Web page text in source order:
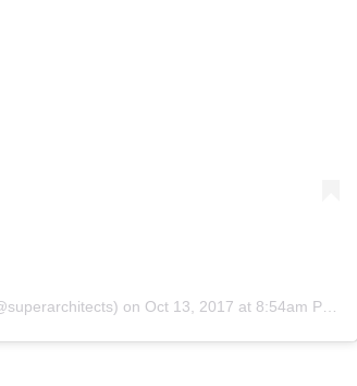
on Oct 13, 2017 at 8:54am PDT